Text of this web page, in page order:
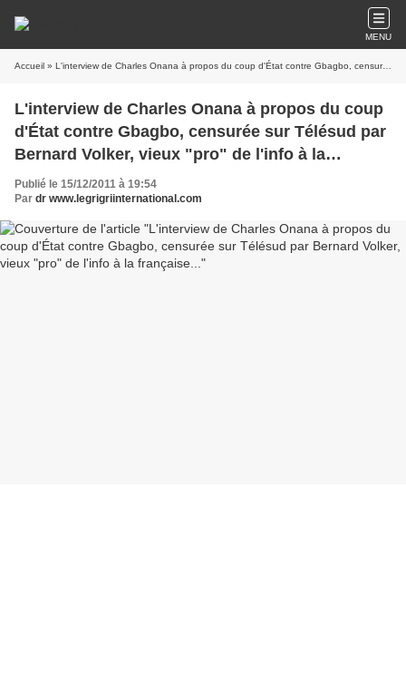
MENU
Accueil » L'interview de Charles Onana à propos du coup d'État contre Gbagbo, censurée sur Télésud par Bernard Volker, vieux "pro" de l'info à la française...
L'interview de Charles Onana à propos du coup
d'État contre Gbagbo, censurée sur Télésud par
Bernard Volker, vieux "pro" de l'info à la
française...
Publié le 15/12/2011 à 19:54
Par dr www.legrigriinternational.com